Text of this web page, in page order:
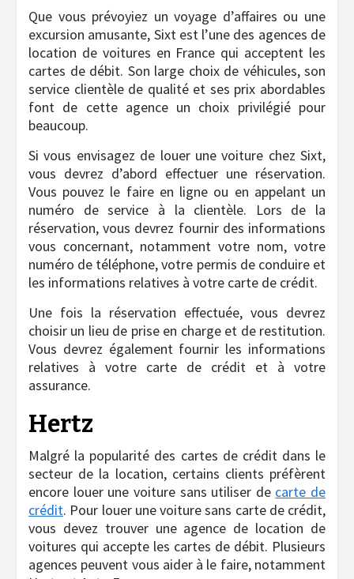
Que vous prévoyiez un voyage d’affaires ou une
excursion amusante, Sixt est l’une des agences de
location de voitures en France qui acceptent les
cartes de débit. Son large choix de véhicules, son
service clientèle de qualité et ses prix abordables
font de cette agence un choix privilégié pour
beaucoup.
Si vous envisagez de louer une voiture chez Sixt,
vous devrez d’abord effectuer une réservation.
Vous pouvez le faire en ligne ou en appelant un
numéro de service à la clientèle. Lors de la
réservation, vous devrez fournir des informations
vous concernant, notamment votre nom, votre
numéro de téléphone, votre permis de conduire et
les informations relatives à votre carte de crédit.
Une fois la réservation effectuée, vous devrez
choisir un lieu de prise en charge et de restitution.
Vous devrez également fournir les informations
relatives à votre carte de crédit et à votre
assurance.
Hertz
Malgré la popularité des cartes de crédit dans le
secteur de la location, certains clients préfèrent
encore louer une voiture sans utiliser de carte de
crédit. Pour louer une voiture sans carte de crédit,
vous devez trouver une agence de location de
voitures qui accepte les cartes de débit. Plusieurs
agences peuvent vous aider à le faire, notamment